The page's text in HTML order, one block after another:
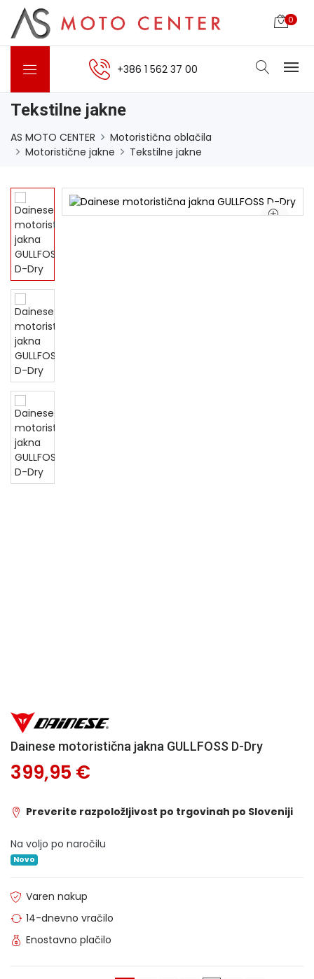
0
+386 1 562 37 00
Tekstilne jakne
AS MOTO CENTER
Motoristična oblačila
Motoristične jakne
Tekstilne jakne
Dainese motoristična jakna GULLFOSS D-Dry
399,95 €
Preverite razpoložljivost po trgovinah po Sloveniji
Na voljo po naročilu
Novo
Varen nakup
14-dnevno vračilo
Enostavno plačilo